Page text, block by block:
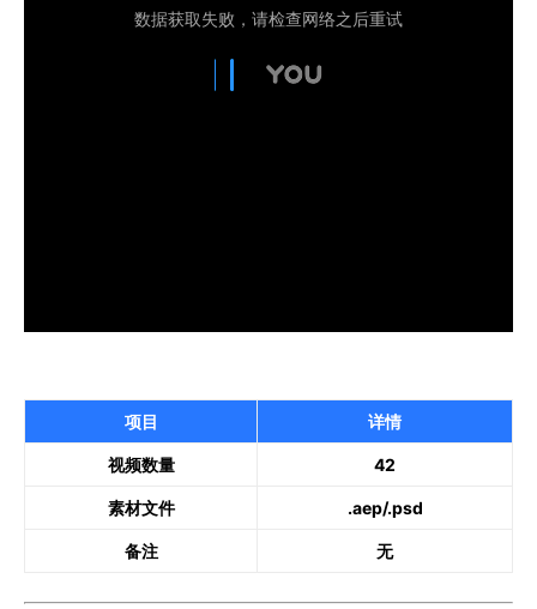
项目 详情
视频数量 42
素材文件 .aep/.psd
备注 无